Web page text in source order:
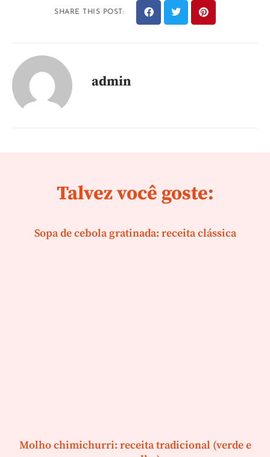
SHARE THIS POST:
admin
Talvez você goste:
Sopa de cebola gratinada: receita clássica
Molho chimichurri: receita tradicional (verde e